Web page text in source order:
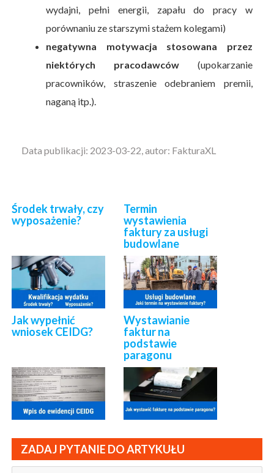
wydajni, pełni energii, zapału do pracy w
porównaniu ze starszymi stażem kolegami)
negatywna motywacja stosowana przez
niektórych pracodawców (upokarzanie
pracowników, straszenie odebraniem premii,
naganą itp.).
Data publikacji: 2023-03-22, autor: FakturaXL
Środek trwały, czy
wyposażenie?
Termin
wystawienia
faktury za usługi
budowlane
Jak wypełnić
wniosek CEIDG?
Wystawianie
faktur na
podstawie
paragonu
ZADAJ PYTANIE DO ARTYKUŁU